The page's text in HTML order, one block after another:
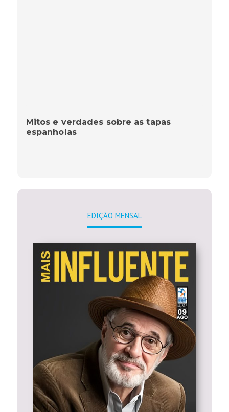
Mitos e verdades sobre as tapas
espanholas
EDIÇÃO MENSAL